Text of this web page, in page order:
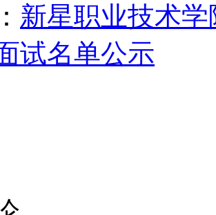
新星职业技术
试名单公示